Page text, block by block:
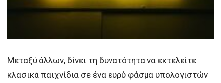
Μεταξύ άλλων, δίνει τη δυνατότητα να εκτελείτε
κλασικά παιχνίδια σε ένα ευρύ φάσμα υπολογιστών